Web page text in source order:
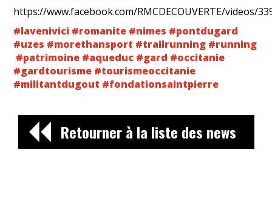
https://www.facebook.com/RMCDECOUVERTE/videos/
#lavenivici #romanite #nimes #pontdugard
#uzes #morethansport #trailrunning #running
#patrimoine #aqueduc #gard #occitanie
#gardtourisme #tourismeoccitanie
#militantdugout #fondationsaintpierre
Retourner à la liste des news